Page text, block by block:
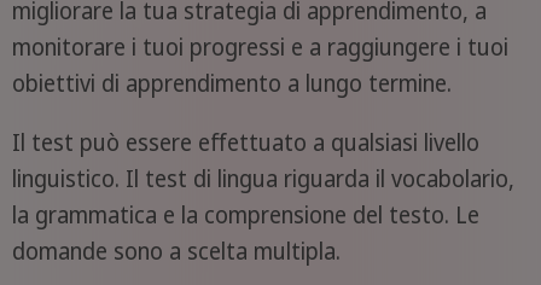
migliorare la tua strategia di apprendimento, a
monitorare i tuoi progressi e a raggiungere i tuoi
obiettivi di apprendimento a lungo termine.
Il test può essere effettuato a qualsiasi livello
linguistico. Il test di lingua riguarda il vocabolario,
la grammatica e la comprensione del testo. Le
domande sono a scelta multipla.